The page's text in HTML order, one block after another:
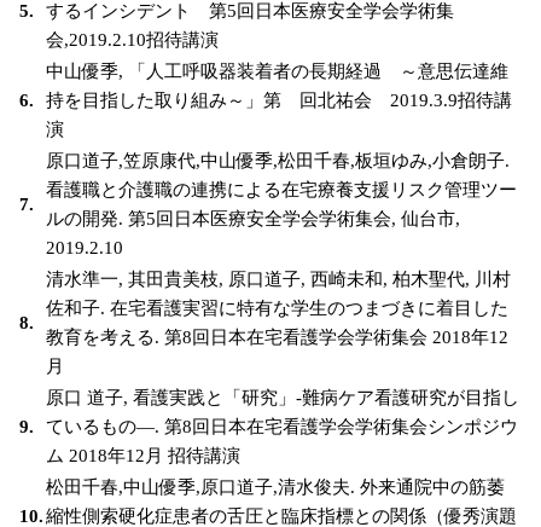
5.
するインシデント 第5回日本医療安全学会学術集
会,2019.2.10招待講演
6.
中山優季, 「人工呼吸器装着者の長期経過 ～意思伝達維
持を目指した取り組み～」第 回北祐会 2019.3.9招待講
演
7.
原口道子,笠原康代,中山優季,松田千春,板垣ゆみ,小倉朗子.
看護職と介護職の連携による在宅療養支援リスク管理ツー
ルの開発. 第5回日本医療安全学会学術集会, 仙台市,
2019.2.10
8.
清水準一, 其田貴美枝, 原口道子, 西崎未和, 柏木聖代, 川村
佐和子. 在宅看護実習に特有な学生のつまづきに着目した
教育を考える. 第8回日本在宅看護学会学術集会 2018年12
月
9.
原口 道子, 看護実践と「研究」-難病ケア看護研究が目指し
ているもの―. 第8回日本在宅看護学会学術集会シンポジウ
ム 2018年12月 招待講演
10.
松田千春,中山優季,原口道子,清水俊夫. 外来通院中の筋萎
縮性側索硬化症患者の舌圧と臨床指標との関係（優秀演題